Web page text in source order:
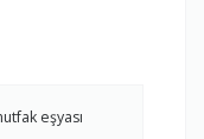
eşyası